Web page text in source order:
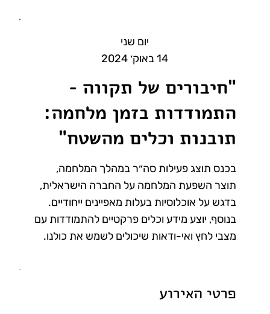
יום שני
14 באוק׳ 2024
"חיבורים של תקווה -
התמודדות בזמן מלחמה:
תובנות וכלים מהשטח"
בכנס תוצג פעילות סה״ר במהלך המלחמה,
תוצר השפעת המלחמה על החברה הישראלית,
בדגש על אוכלוסיות בעלות מאפיינים ייחודיים.
בנוסף, יוצע מידע וכלים פרקטיים להתמודדות עם
מצבי לחץ ואי-ודאות שיכולים לשמש את כולנו.
פרטי האירוע